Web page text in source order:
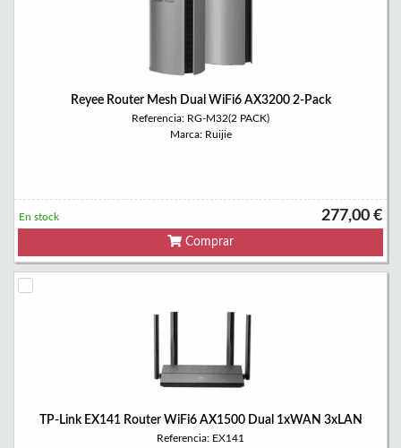
Reyee Router Mesh Dual WiFi6 AX3200 2-Pack
Referencia: RG-M32(2 PACK)
Marca: Ruijie
277,00 €
En stock
Comprar
TP-Link EX141 Router WiFi6 AX1500 Dual 1xWAN 3xLAN
Referencia: EX141